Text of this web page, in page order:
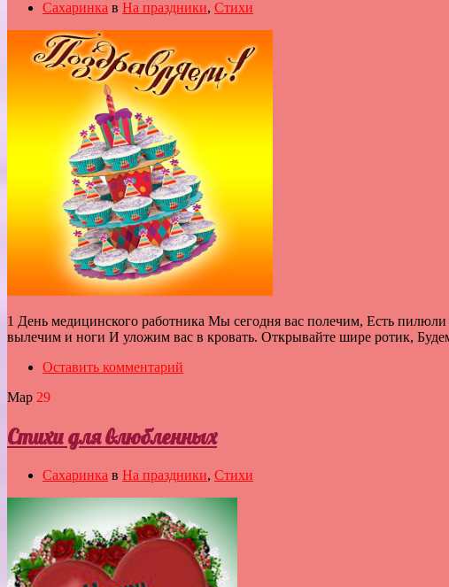
Сахаринка в На праздники, Стихи
1 День медицинского работника Мы сегодня вас полечим, Есть
вылечим и ноги И уложим вас в кровать. Открывайте шире ротик,
Оставить комментарий
Мар 29
Стихи для влюбленных
Сахаринка в На праздники, Стихи